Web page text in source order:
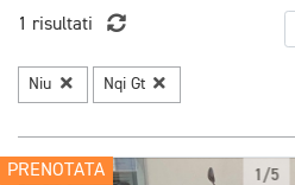
1 risultati
Niu Nqi Gt
PRENOTATA 1/5